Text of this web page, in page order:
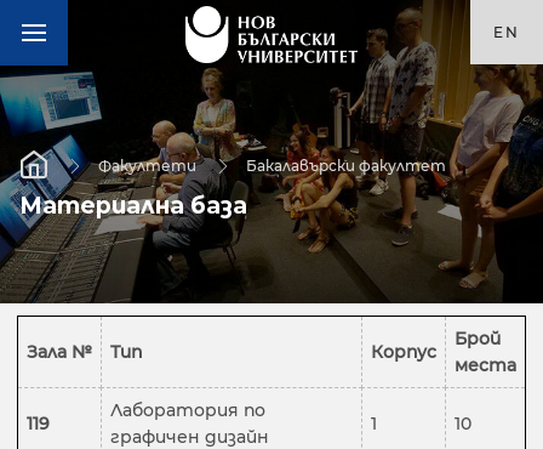
EN
Факултети Бакалавърски факултет
Материална база
Зала № Тип Корпус
Брой
места
119
Лаборатория по
графичен дизайн
1 10